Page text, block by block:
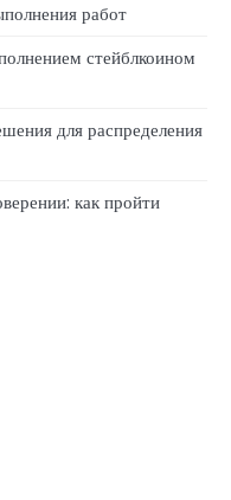
работ
стейблкоином
для распределения
как пройти